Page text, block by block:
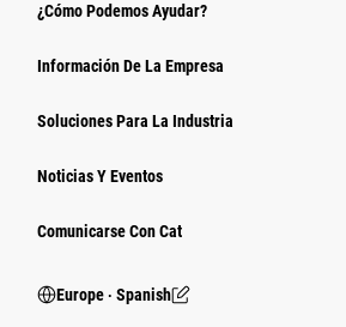
¿Cómo Podemos Ayudar?
Información De La Empresa
Soluciones Para La Industria
Noticias Y Eventos
Comunicarse Con Cat
Europe ‧ Spanish